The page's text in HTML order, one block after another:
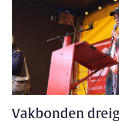
Vakbonden